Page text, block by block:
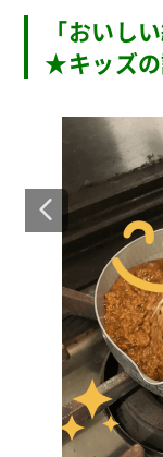
「おいし
★キッズの